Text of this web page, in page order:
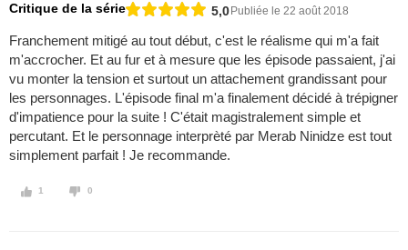
Critique de la série 5,0 Publiée le 22 août 2018
Franchement mitigé au tout début, c'est le réalisme qui m'a fait
m'accrocher. Et au fur et à mesure que les épisode passaient, j'ai
vu monter la tension et surtout un attachement grandissant pour
les personnages. L'épisode final m'a finalement décidé à trépigner
d'impatience pour la suite ! C'était magistralement simple et
percutant. Et le personnage interprèté par Merab Ninidze est tout
simplement parfait ! Je recommande.
1 0